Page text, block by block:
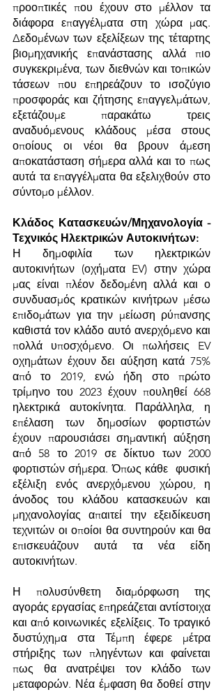
προοπτικές που έχουν στο μέλλον τα
διάφορα επαγγέλματα στη χώρα μας.
Δεδομένων των εξελίξεων της τέταρτης
βιομηχανικής επανάστασης αλλά πιο
συγκεκριμένα, των διεθνών και τοπικών
τάσεων που επηρεάζουν το ισοζύγιο
προσφοράς και ζήτησης επαγγελμάτων,
εξετάζουμε παρακάτω τρεις
αναδυόμενους κλάδους μέσα στους
οποίους οι νέοι θα βρουν άμεση
αποκατάσταση σήμερα αλλά και το πως
αυτά τα επαγγέλματα θα εξελιχθούν στο
σύντομο μέλλον.
Κλάδος Κατασκευών/Μηχανολογία -
Τεχνικός Ηλεκτρικών Αυτοκινήτων:
Η δημοφιλία των ηλεκτρικών
αυτοκινήτων (οχήματα EV) στην χώρα
μας είναι πλέον δεδομένη αλλά και ο
συνδυασμός κρατικών κινήτρων μέσω
επιδομάτων για την μείωση ρύπανσης
καθιστά τον κλάδο αυτό ανερχόμενο και
πολλά υποσχόμενο. Οι πωλήσεις EV
οχημάτων έχουν δει αύξηση κατά 75%
από το 2019, ενώ ήδη στο πρώτο
τρίμηνο του 2023 έχουν πουληθεί 668
ηλεκτρικά αυτοκίνητα. Παράλληλα, η
επέλαση των δημοσίων φορτιστών
έχουν παρουσιάσει σημαντική αύξηση
από 58 το 2019 σε δίκτυο των 2000
φορτιστών σήμερα. Όπως κάθε  φυσική
εξέλιξη ενός ανερχόμενου χώρου, η
άνοδος του κλάδου κατασκευών και
μηχανολογίας απαιτεί την εξειδίκευση
τεχνιτών οι οποίοι θα συντηρούν και θα
επισκευάζουν αυτά τα νέα είδη
αυτοκινήτων.
Η πολυσύνθετη διαμόρφωση της
αγοράς εργασίας επηρεάζεται αντίστοιχα
και από κοινωνικές εξελίξεις. Το τραγικό
δυστύχημα στα Τέμπη έφερε μέτρα
στήριξης των πληγέντων και φαίνεται
πως θα ανατρέψει τον κλάδο των
μεταφορών. Νέα έμφαση θα δοθεί στην